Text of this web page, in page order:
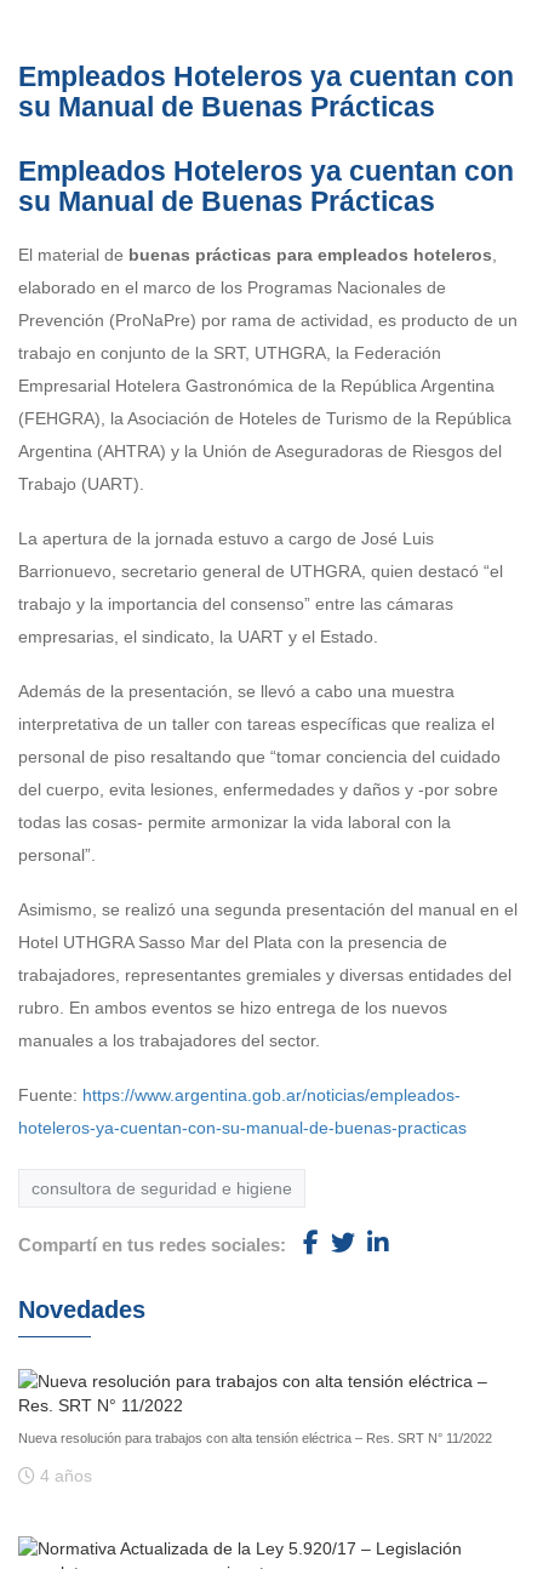
Empleados Hoteleros ya cuentan con
su Manual de Buenas Prácticas
Empleados Hoteleros ya cuentan con
su Manual de Buenas Prácticas
El material de buenas prácticas para empleados hoteleros
elaborado en el marco de los Programas Nacionales de
Prevención (ProNaPre) por rama de actividad, es producto de un
trabajo en conjunto de la SRT, UTHGRA, la Federación
Empresarial Hotelera Gastronómica de la República Argentina
(FEHGRA), la Asociación de Hoteles de Turismo de la República
Argentina (AHTRA) y la Unión de Aseguradoras de Riesgos del
Trabajo (UART).
La apertura de la jornada estuvo a cargo de José Luis
Barrionuevo, secretario general de UTHGRA, quien destacó “el
trabajo y la importancia del consenso” entre las cámaras
empresarias, el sindicato, la UART y el Estado.
Además de la presentación, se llevó a cabo una muestra
interpretativa de un taller con tareas específicas que realiza el
personal de piso resaltando que “tomar conciencia del cuidado
del cuerpo, evita lesiones, enfermedades y daños y -por sobre
todas las cosas- permite armonizar la vida laboral con la
personal”.
Asimismo, se realizó una segunda presentación del manual en el
Hotel UTHGRA Sasso Mar del Plata con la presencia de
trabajadores, representantes gremiales y diversas entidades del
rubro. En ambos eventos se hizo entrega de los nuevos
manuales a los trabajadores del sector.
Fuente: https://www.argentina.gob.ar/noticias/empleados-
hoteleros-ya-cuentan-con-su-manual-de-buenas-practicas
consultora de seguridad e higiene
Compartí en tus redes sociales:
Novedades
Nueva resolución para trabajos con alta tensión eléctrica – Res. SRT N° 11/2022
4 años